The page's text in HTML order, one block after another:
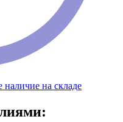
наличие на складе